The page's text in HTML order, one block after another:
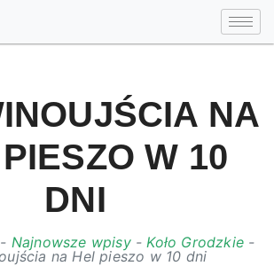
NA
W 10
DNI
- Najnowsze wpisy-Koło Grodzkie -
na Hel pieszo w 10 dni